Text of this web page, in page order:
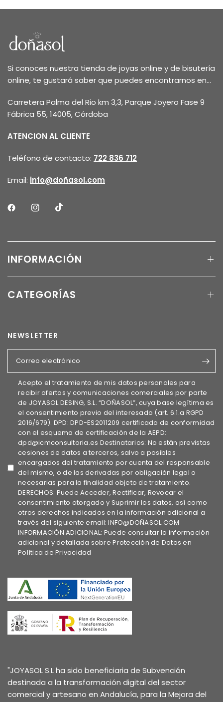
Si conoces nuestra tienda de joyas online y de bisutería
online, te gustará saber que puedes encontrarnos en...
Carretera Palma del Rio km 3,3, Parque Joyero Fase 9
Fábrica 55, 14005, Córdoba
ATENCION AL CLIENTE
Teléfono de contacto: 722 836 712
Email: info@doñasol.com
INFORMACIÓN
CATEGORÍAS
NEWSLETTER
Correo electrónico
Acepto el tratamiento de mis datos personales para
recibir ofertas y comunicaciones comerciales por parte
de JOYASOL DESING, S.L. “DOÑASOL”, cuya base legítima es
el consentimiento previo del interesado (art. 6.1.a RGPD
2016/679). DPD: DPD-ES2011209 certificado de conformidad
con el esquema de certificación de la AEPD:
dpd@icmconsultoria.es Destinatarios: No están previstas
cesiones de datos a terceros, salvo a posibles
encargados del tratamiento por cuenta del responsable
del mismo, o de las derivadas por obligación legal o
necesarias para la finalidad objeto de tratamiento.
DERECHOS: Puede Acceder, Rectificar, Revocar el
consentimiento otorgado y Suprimir los datos, así como
otros derechos indicados en la información adicional a
través del siguiente email: INFO@DOÑASOL.COM
INFORMACIÓN ADICIONAL: Puede consultar la información
adicional y detallada sobre Protección de Datos en
Política de Privacidad
"JOYASOL S.L ha sido beneficiaria de Subvención
destinada a la transformación digital del sector
comercial y artesano en Andalucía, para la Mejora del